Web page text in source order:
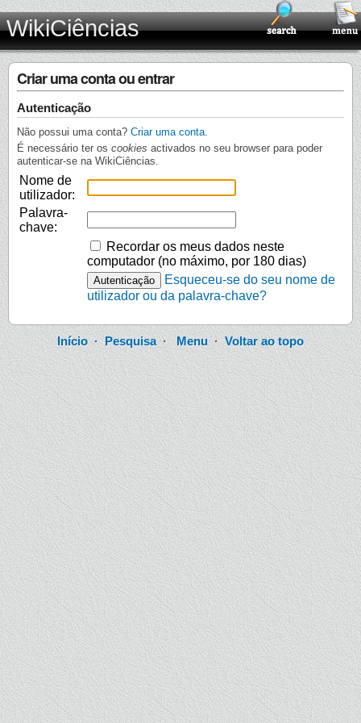
WikiCiências
Criar uma conta ou entrar
Autenticação
Não possui uma conta? Criar uma conta
É necessário ter os cookies activados no seu browser para poder
autenticar-se na WikiCiências.
Nome de
utilizador:
Palavra-
chave:
Recordar os meus dados neste
computador (no máximo, por 180 dias)
Esqueceu-se do seu nome de
utilizador ou da palavra-chave?
Início· Pesquisa·Menu ·Voltar ao topo